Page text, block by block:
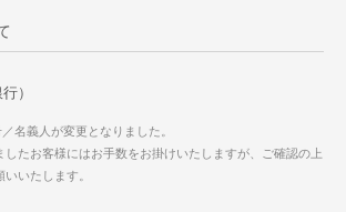
）
名義人が変更となりました。
したお客様にはお手数をお掛けいたしますが、ご確認の上
いたします。